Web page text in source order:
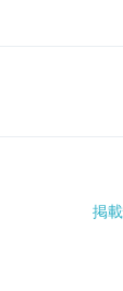
掲